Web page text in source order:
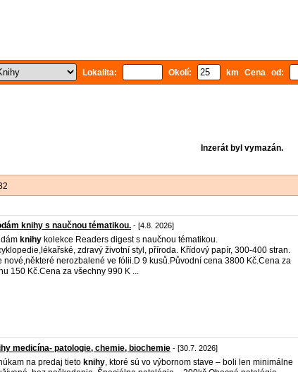
Lokalita: Okolí: km Cena od:
Inzerát byl vymazán.
knihy s naučnou tématikou. - [4.8. 2026]
knihy kolekce Readers digest s naučnou tématikou.
zdravý životní styl, příroda. Křídový papír, 300-400 stran.
nové,některé nerozbalené ve fólii.D 9 kusů.Původní cena 3800 Kč.Cena za
150 Kč.Cena za všechny 990 K ...
medicína- patologie, chemie, biochemie - [30.7. 2026]
na predaj tieto knihy, ktoré sú vo výbornom stave – boli len minimálne